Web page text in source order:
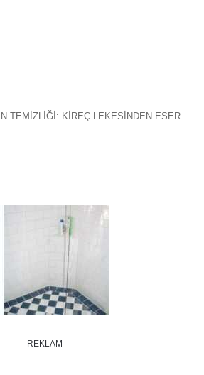
TEMİZLİĞİ: KİREÇ LEKESİNDEN ESER
REKLAM